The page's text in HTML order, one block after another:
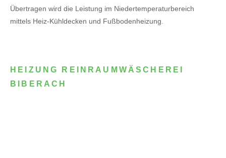
Übertragen wird die Leistung im Niedertemperaturbereich
mittels Heiz-Kühldecken und Fußbodenheizung.
HEIZUNG REINRAUMWÄSCHEREI
BIBERACH